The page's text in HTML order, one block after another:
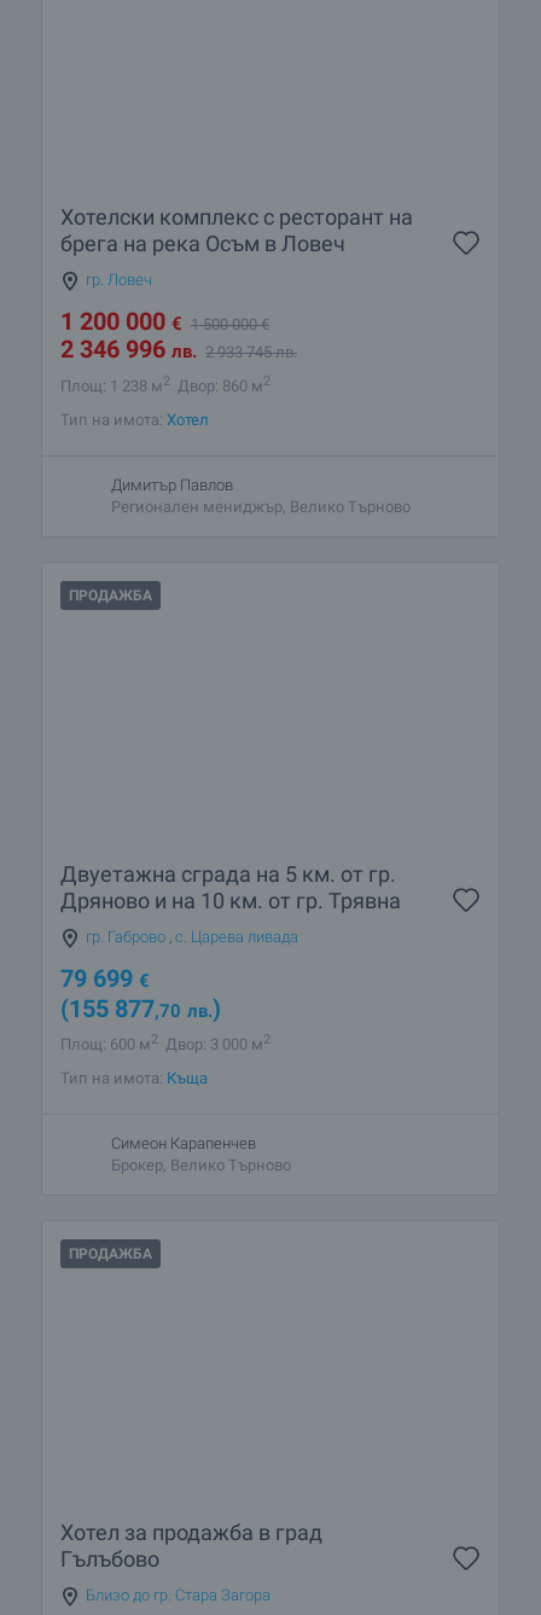
Хотелски комплекс с ресторант на
брега на река Осъм в Ловеч
гр. Ловеч
1 200 000 € 1 500 000€
2 346 996 лв. 2 933 745лв.
Площ: 1 238 м2 Двор: 860 м2
Тип на имота: Хотел
Димитър Павлов
Регионален мениджър, Велико Търново
ПРОДАЖБА
Двуетажна сграда на 5 км. от гр.
Дряново и на 10 км. от гр. Трявна
гр. Габрово , с. Царева ливада
79 699 €
(155 877,70 лв.)
Площ: 600 м2 Двор: 3 000 м2
Тип на имота: Къща
Симеон Карапенчев
Брокер, Велико Търново
ПРОДАЖБА
Хотел за продажба в град
Гълъбово
Близо до гр. Стара Загора